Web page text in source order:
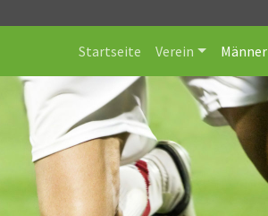
Startseite Verein Männer